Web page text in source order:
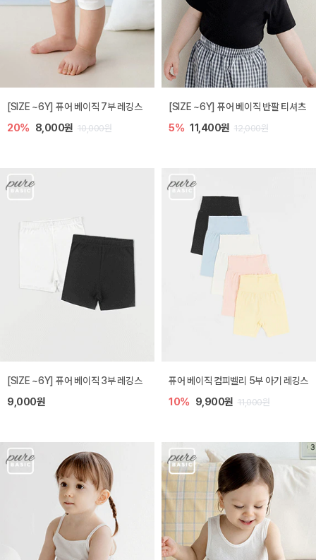
[SIZE ~6Y] 퓨어 베이직 7부 레깅스
20% 8,000원 10,000원
[SIZE ~6Y] 퓨어 베이직 반팔 티셔츠
5% 11,400원 12,000원
[SIZE ~6Y] 퓨어 베이직 3부 레깅스
9,000원
퓨어 베이직 컴피벨리 5부 아기 레깅스
10% 9,900원 11,000원